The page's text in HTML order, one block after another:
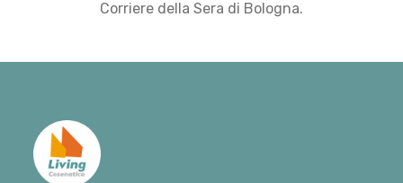
Corriere della Sera di Bologna.